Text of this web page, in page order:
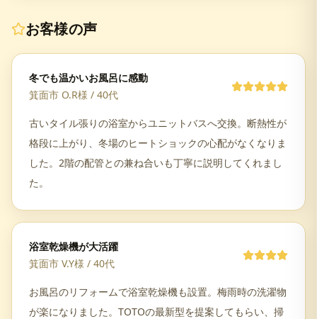
お客様の声
冬でも温かいお風呂に感動
箕面市 O.R様 / 40代
古いタイル張りの浴室からユニットバスへ交換。断熱性が
格段に上がり、冬場のヒートショックの心配がなくなりま
した。2階の配管との兼ね合いも丁寧に説明してくれまし
た。
浴室乾燥機が大活躍
箕面市 V.Y様 / 40代
お風呂のリフォームで浴室乾燥機も設置。梅雨時の洗濯物
が楽になりました。TOTOの最新型を提案してもらい、掃